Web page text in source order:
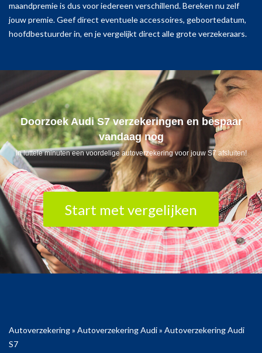
maandpremie is dus voor iedereen verschillend. Bereken nu zelf
jouw premie. Geef direct eventuele accessoires, geboortedatum,
hoofdbestuurder in, en je vergelijkt direct alle grote verzekeraars.
Doorzoek Audi S7 verzekeringen en bespaar
vandaag nog
In luttele minuten een voordelige autoverzekering voor jouw S7 afsluiten!
Start met vergelijken
Autoverzekering» Autoverzekering Audi» Autoverzekering Audi
S7